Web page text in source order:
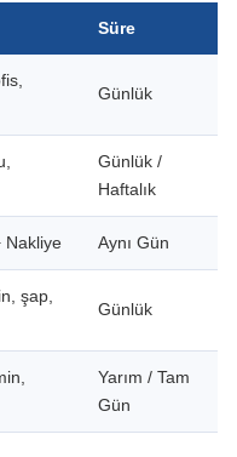
Süre
Günlük
Günlük /
Haftalık
Nakliye Aynı Gün
şap,
Günlük
Yarım / Tam
Gün